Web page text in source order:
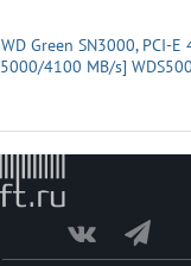
Green SN3000, PCI-
5000/4100 MB/s]